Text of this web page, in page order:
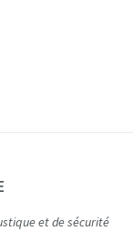
et de sécurité